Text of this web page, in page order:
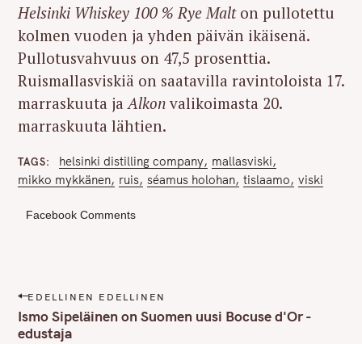
Helsinki Whiskey 100 % Rye Malton pullotettu
kolmen vuoden ja yhden päivän ikäisenä.
Pullotusvahvuus on 47,5 prosenttia.
Ruismallasviskiä on saatavilla ravintoloista 17.
marraskuuta jaAlkon valikoimasta 20.
marraskuuta lähtien.
TAGS helsinki distilling company
mallasviski
mikko mykkänen ruis séamus holohan tislaamo viski
Facebook Comments
P
o
s
EDELLINEN EDELLINEN
Ismo Sipeläinen on Suomen uusi Bocuse d'Or -
edustaja